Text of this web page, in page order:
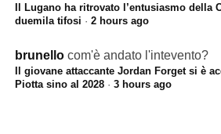
Il Lugano ha ritrovato l’entusiasmo della
duemila tifosi · 2 hours ago
brunello com'è andato l'intevento?
Il giovane attaccante Jordan Forget si è
Piotta sino al 2028· 3 hours ago